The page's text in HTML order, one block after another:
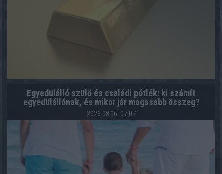
Egyedülálló szülő és családi pótlék: ki számít
egyedülállónak, és mikor jár magasabb összeg?
2026.08.06. 07:07